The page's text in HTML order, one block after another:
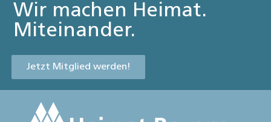
Wir machen Heimat.
Miteinander.
Jetzt Mitglied werden!